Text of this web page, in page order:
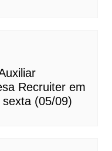
Recruiter em
(05/09)